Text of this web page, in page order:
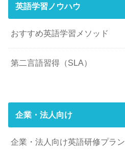
英語学習ノウハウ
おすすめ英語学習メソッド
第二言語習得（SLA）
企業・法人向け
企業・法人向け英語研修プラン